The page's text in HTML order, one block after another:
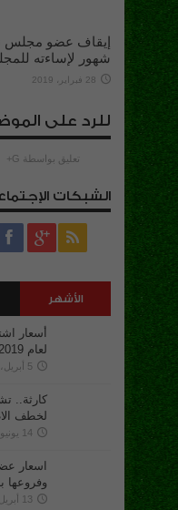
شهور لإساءته
28 فبراير، 2019
للرد على
تعليق بواسطة G+
الشبكات
الأشهر
أسعار
لعام 2020/2019
5 أبريل، 2017
كارثة..
لخطف
14 يونيو، 2018
اسعار
وفروعها
13 أبريل، 2017